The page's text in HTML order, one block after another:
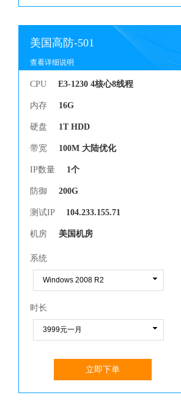
美国高防-501
查看详细说明
CPU E3-1230 4核心8线程
内存 16G
硬盘 1T HDD
带宽 100M 大陆优化
IP数量 1个
防御 200G
测试IP 104.233.155.71
机房 美国机房
系统
时长
立即下单